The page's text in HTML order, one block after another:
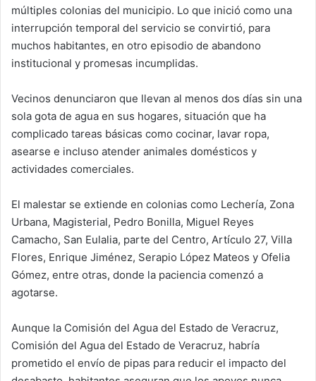
múltiples colonias del municipio. Lo que inició como una
interrupción temporal del servicio se convirtió, para
muchos habitantes, en otro episodio de abandono
institucional y promesas incumplidas.
Vecinos denunciaron que llevan al menos dos días sin una
sola gota de agua en sus hogares, situación que ha
complicado tareas básicas como cocinar, lavar ropa,
asearse e incluso atender animales domésticos y
actividades comerciales.
El malestar se extiende en colonias como Lechería, Zona
Urbana, Magisterial, Pedro Bonilla, Miguel Reyes
Camacho, San Eulalia, parte del Centro, Artículo 27, Villa
Flores, Enrique Jiménez, Serapio López Mateos y Ofelia
Gómez, entre otras, donde la paciencia comenzó a
agotarse.
Aunque la Comisión del Agua del Estado de Veracruz,
Comisión del Agua del Estado de Veracruz, habría
prometido el envío de pipas para reducir el impacto del